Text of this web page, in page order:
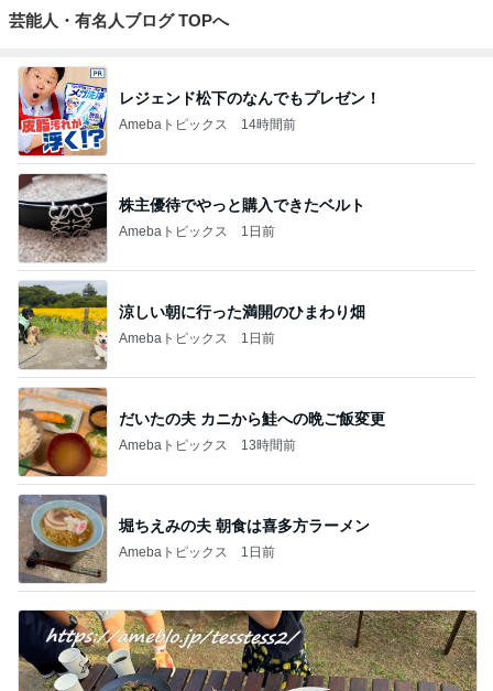
芸能人・有名人ブログ TOPへ
レジェンド松下のなんでもプレゼン！
Amebaトピックス 14時間前
株主優待でやっと購入できたベルト
Amebaトピックス 1日前
涼しい朝に行った満開のひまわり畑
Amebaトピックス 1日前
だいたの夫 カニから鮭への晩ご飯変更
Amebaトピックス 13時間前
堀ちえみの夫 朝食は喜多方ラーメン
Amebaトピックス 1日前